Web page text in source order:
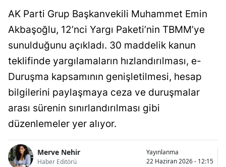
AK Parti Grup Başkanvekili Muhammet Emin
Akbaşoğlu, 12’nci Yargı Paketi’nin TBMM’ye
sunulduğunu açıkladı. 30 maddelik kanun
teklifinde yargılamaların hızlandırılması, e-
Duruşma kapsamının genişletilmesi, hesap
bilgilerini paylaşmaya ceza ve duruşmalar
arası sürenin sınırlandırılması gibi
düzenlemeler yer alıyor.
Merve Nehir
Haber Editörü
Yayınlanma
22 Haziran 2026 - 12:15